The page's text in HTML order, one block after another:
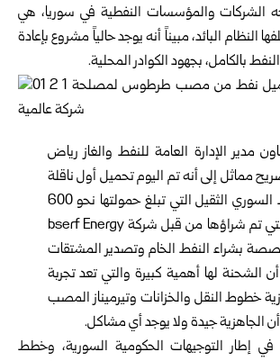
الشركات والمؤسسات النفطية في سوريا، هي
النظام البائد، مبيناً أنه يوجد حالياً مشروع بإعادة
بالكامل، بجهود الكوادر المحلية.
مدير الإدارة العامة للنفط والغاز رياض
مماثل إلى أنه تم اليوم تحميل أول ناقلة
نفط من النفط السوري الثقيل التي تبلغ حمولتها نحو 600
ألف برميل، والتي تم شراؤها من قبل شركة bserf Energy
بشراء النفط الخام وتصدير المشتقات
أن الشحنة لها أهمية كبيرة والتي تعد تجربة
خطوط النقل والخزانات وتيرميناز المصب
الجاهزية جيدة ولا يوجد أي مشاكل.
إطار التوجيهات الحكومية السورية، وخطط